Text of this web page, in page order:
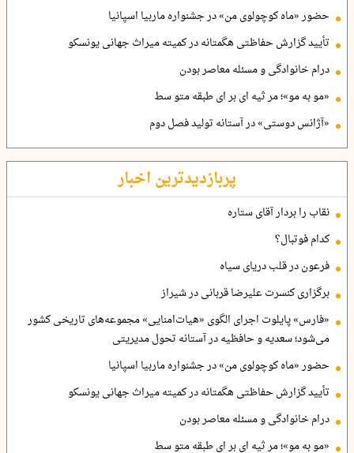
حضور «ماه کوچولوی من» در جشنواره ماربیا اسپانیا
تأیید گزارش حفاظتی هگمتانه در کمیته میراث جهانی یونسکو
درام خانوادگی و مسئله معاصر بودن
«مو به مو»؛ مر ثیه ای بر ای طبقه متو سط
«آژانس دوستی» در آستانه تولید فصل دوم
پربازدیدترین اخبار
نقاب را بردار آقای ستاره
کدام فوتبال؟
فرعون در قلب دریای سیاه
برگزاری کنسرت علیرضا قربانی در شیراز
«فارس» پایلوت اجرای الگوی «هیات‌امنایی» مجموعه‌های تاریخی کشور
می‌شود؛ سعدیه و حافظیه در آستانه تحول مدیریتی
حضور «ماه کوچولوی من» در جشنواره ماربیا اسپانیا
تأیید گزارش حفاظتی هگمتانه در کمیته میراث جهانی یونسکو
درام خانوادگی و مسئله معاصر بودن
«مو به مو»؛ مر ثیه ای بر ای طبقه متو سط